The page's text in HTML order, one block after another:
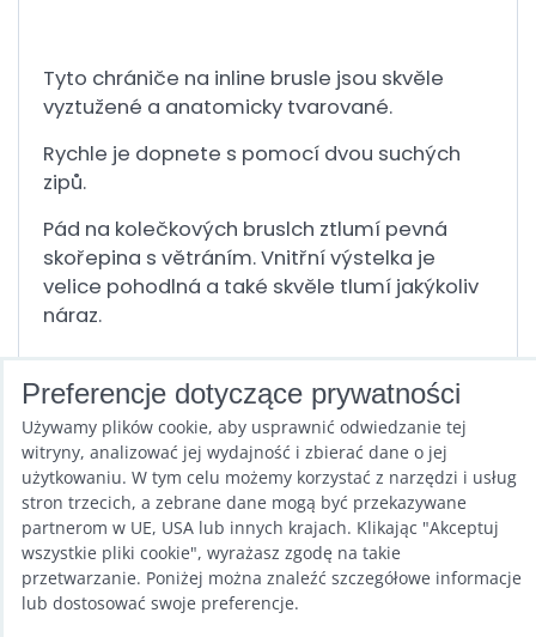
Tyto chrániče na inline brusle jsou skvěle
vyztužené a anatomicky tvarované.
Rychle je dopnete s pomocí dvou suchých
zipů.
Pád na kolečkových bruslch ztlumí pevná
skořepina s větráním. Vnitřní výstelka je
velice pohodlná a také skvěle tlumí jakýkoliv
náraz.
Chrániče na brusle pro začátečníky i
pokročilé jezdce.
Poprzedni produkt Następny produkt
Preferencje dotyczące prywatności
Używamy plików cookie, aby usprawnić odwiedzanie tej
witryny, analizować jej wydajność i zbierać dane o jej
użytkowaniu. W tym celu możemy korzystać z narzędzi i usług
stron trzecich, a zebrane dane mogą być przekazywane
partnerom w UE, USA lub innych krajach. Klikając "Akceptuj
wszystkie pliki cookie", wyrażasz zgodę na takie
przetwarzanie. Poniżej można znaleźć szczegółowe informacje
lub dostosować swoje preferencje.